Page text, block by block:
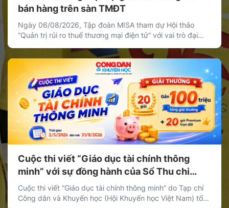
bán hàng trên sàn TMĐT
Ngày 06/08/2026, Tập đoàn MISA tham dự Hội thảo
“Quản trị rủi ro thuế thương mại điện tử” với vai trò đại
chia sẻ giải pháp giúp cá nhân, hộ kinh doanh và doanh
nghiệp bán hàng trên nền tảng thương mại điện tử quản
[…]
Cuộc thi viết “Giáo dục tài chính thông
minh” với sự đồng hành của Sổ Thu chi
MISA
Cuộc thi viết “Giáo dục tài chính thông minh” do Tạp chí
Công dân và Khuyến học (Hội Khuyến học Việt Nam) tổ